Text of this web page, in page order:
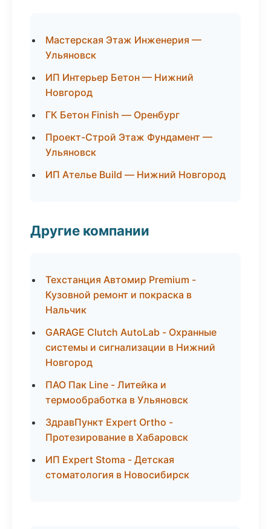
Мастерская Этаж Инженерия —
Ульяновск
ИП Интерьер Бетон — Нижний
Новгород
ГК Бетон Finish — Оренбург
Проект-Строй Этаж Фундамент —
Ульяновск
ИП Ателье Build — Нижний Новгород
Другие компании
Техстанция Автомир Premium -
Кузовной ремонт и покраска в
Нальчик
GARAGE Clutch AutoLab - Охранные
системы и сигнализации в Нижний
Новгород
ПАО Пак Line - Литейка и
термообработка в Ульяновск
ЗдравПункт Expert Ortho -
Протезирование в Хабаровск
ИП Expert Stoma - Детская
стоматология в Новосибирск